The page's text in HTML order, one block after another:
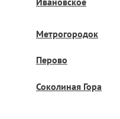
Метрогородок
Перово
Соколиная Гора